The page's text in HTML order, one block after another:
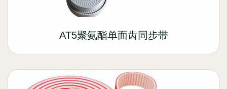
AT5聚氨酯单面齿同步带